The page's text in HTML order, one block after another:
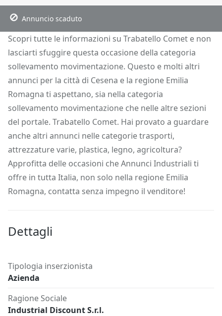
Descrizione
Dettagli Posizione Richiedi Info
Annuncio scaduto
Scopri tutte le informazioni su Trabatello Comet e non
lasciarti sfuggire questa occasione della categoria
sollevamento movimentazione. Questo e molti altri
annunci per la città di Cesena e la regione Emilia
Romagna ti aspettano, sia nella categoria
sollevamento movimentazione che nelle altre sezioni
del portale. Trabatello Comet. Hai provato a guardare
anche altri annunci nelle categorie trasporti,
attrezzature varie, plastica, legno, agricoltura?
Approfitta delle occasioni che Annunci Industriali ti
offre in tutta Italia, non solo nella regione Emilia
Romagna, contatta senza impegno il venditore!
Dettagli
Tipologia inserzionista
Azienda
Ragione Sociale
Industrial Discount S.r.l.